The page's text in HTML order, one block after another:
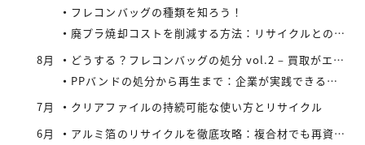
フレコンバッグの種類を知ろう！
廃プラ焼却コストを削減する方法：リサイクルとの比較で見えてくる最適解
8月
どうする？フレコンバッグの処分 vol.2 – 買取がエコにつながる
PPバンドの処分から再生まで：企業が実践できるコスト効率の高い手法
7月
クリアファイルの持続可能な使い方とリサイクル
6月
アルミ箔のリサイクルを徹底攻略：複合材でも再資源化できる最新手法とアイレックス株式会社の取り組み